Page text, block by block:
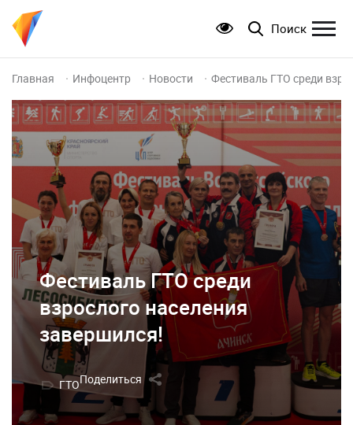
Поиск
Главная Инфоцентр Новости Фестиваль ГТО среди
Фестиваль ГТО среди
взрослого населения
завершился!
ГТОПоделиться